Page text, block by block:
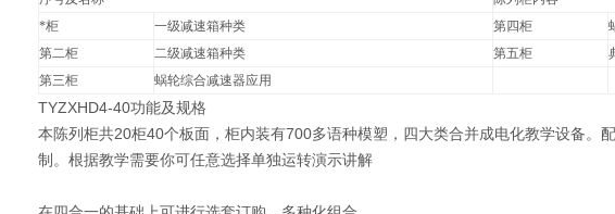
*柜
一级减速箱种类 第四柜
第二柜
二级减速箱种类 第五柜
第三柜
蜗轮综合减速器应用
TYZXHD4-40功能及规格
本陈列柜共20柜40个板面，柜内装有700多语种模塑，四大类合并成电化教学设备。
制。根据教学需要你可任意选择单独运转演示讲解